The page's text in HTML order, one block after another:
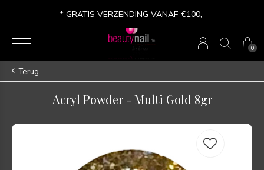
0
* GRATIS VERZENDING VANAF €100,-
Terug
Acryl Powder - Multi Gold 8gr